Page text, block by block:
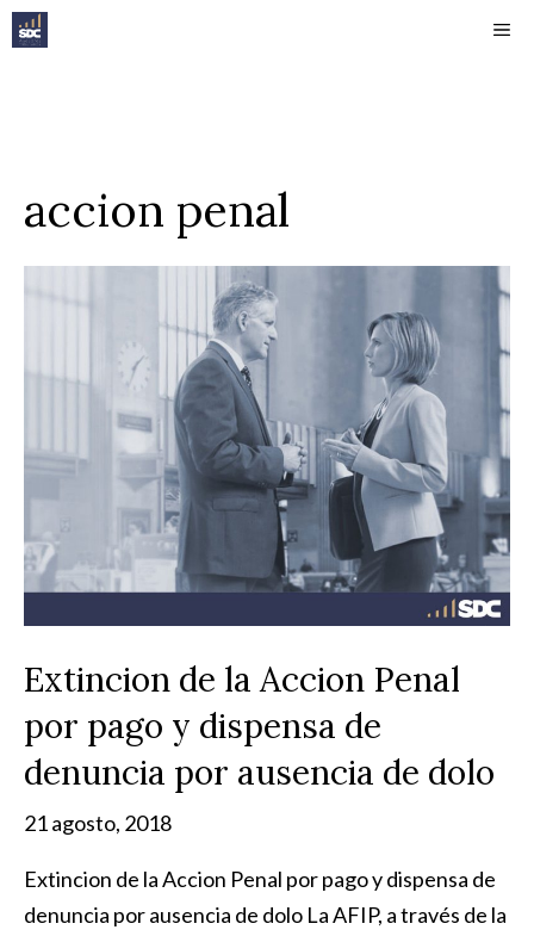
Saltar
al
accion penal
Extincion de la Accion Penal
por pago y dispensa de
denuncia por ausencia de dolo
21 agosto, 2018
Extincion de la Accion Penal por pago y dispensa de
denuncia por ausencia de dolo La AFIP, a través de la